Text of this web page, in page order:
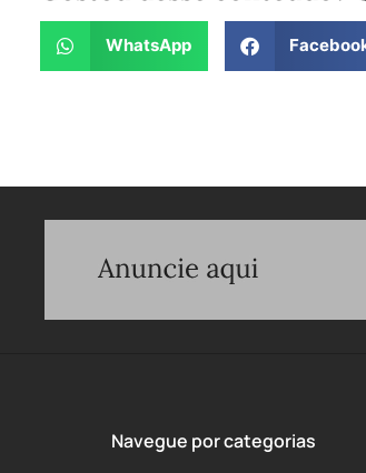
WhatsApp
Navegue por categorias